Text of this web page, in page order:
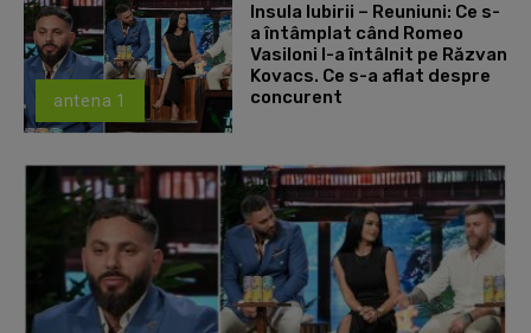
antena 1
Insula Iubirii – Reuniuni: Ce s-
a întâmplat când Romeo
Vasiloni l-a întâlnit pe Răzvan
Kovacs. Ce s-a aflat despre
concurent